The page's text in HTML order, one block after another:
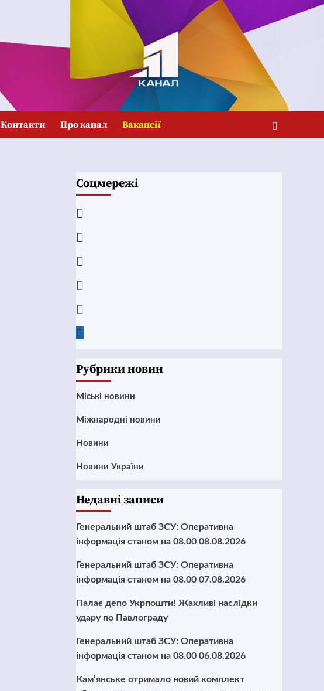
Контакти Про канал Вакансії
Соцмережі
Рубрики новин
Mіські новини
Міжнародні новини
Новини
Новини України
Недавні записи
Генеральний штаб ЗСУ: Оперативна
інформація станом на 08.00 08.08.2026
Генеральний штаб ЗСУ: Оперативна
інформація станом на 08.00 07.08.2026
Палає депо Укрпошти! Жахливі наслідки
удару по Павлограду
Генеральний штаб ЗСУ: Оперативна
інформація станом на 08.00 06.08.2026
Кам’янське отримало новий комплект